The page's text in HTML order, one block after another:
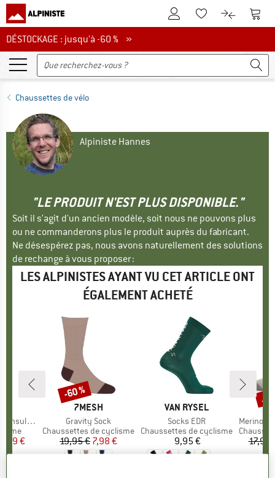
Vers le compte client
Vers la liste
Vers le
DÉSTOCKAGE : jusqu'à -60 %
DÉSTOCKAGE : jusqu'à -60 % »
Chaussettes de vélo
Alpiniste Hannes
"LE PRODUIT N'EST PLUS DISPONIBLE."
Soit il s'agit d'un ancien modèle, soit nous ne pouvons plus
ou ne commanderons plus le produit auprès du fabricant.
Ne désespérez pas, nous avons naturellement des solutions
de rechange à vous proposer :
LES ALPINISTES AYANT VU CET ARTICLE ONT
ÉGALEMENT ACHETÉ
réduit
€
MARQUE
7MESH
Article
Gravity Sock
Product group
Chaussettes de cyclisme
Prix
19,95 €Prix réduit
7,98 €
Remise
-60 %
MARQUE
VAN RYSEL
Article
Socks EDR
Product group
Chaussettes de cyclisme
Prix
9,95 €
Article
Merino
Product
17,95